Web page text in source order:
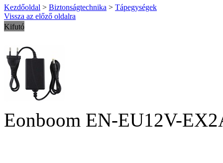
Kezdőoldal > Biztonságtechnika > Tápegységek
Vissza az előző oldalra
Kifutó
Eonboom EN-EU12V-